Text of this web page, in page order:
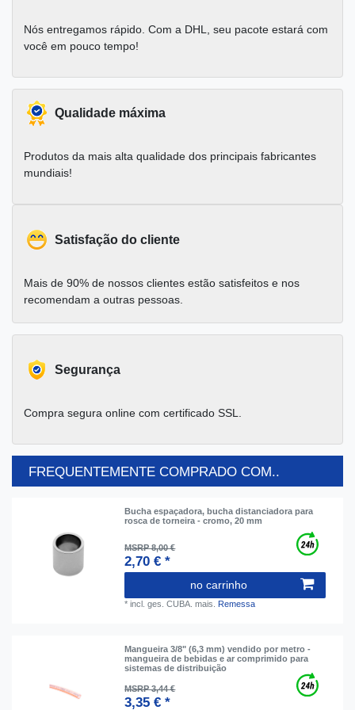
Nós entregamos rápido. Com a DHL, seu pacote estará com
você em pouco tempo!
Qualidade máxima
Produtos da mais alta qualidade dos principais fabricantes
mundiais!
Satisfação do cliente
Mais de 90% de nossos clientes estão satisfeitos e nos
recomendam a outras pessoas.
Segurança
Compra segura online com certificado SSL.
FREQUENTEMENTE COMPRADO COM..
Bucha espaçadora, bucha distanciadora para
rosca de torneira - cromo, 20 mm
MSRP 8,00 €
2,70 € *
no carrinho
*incl. ges. CUBA. mais. Remessa
Mangueira 3/8" (6,3 mm) vendido por metro -
mangueira de bebidas e ar comprimido para
sistemas de distribuição
MSRP 3,44 €
3,35 € *